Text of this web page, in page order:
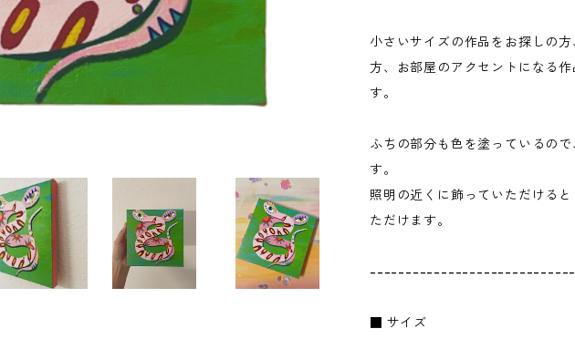
小さいサイズの作品をお探しの
方、お部屋のアクセントになる
す。
ふちの部分も色を塗っているの
す。
照明の近くに飾っていただける
ただけます。
■ サイズ